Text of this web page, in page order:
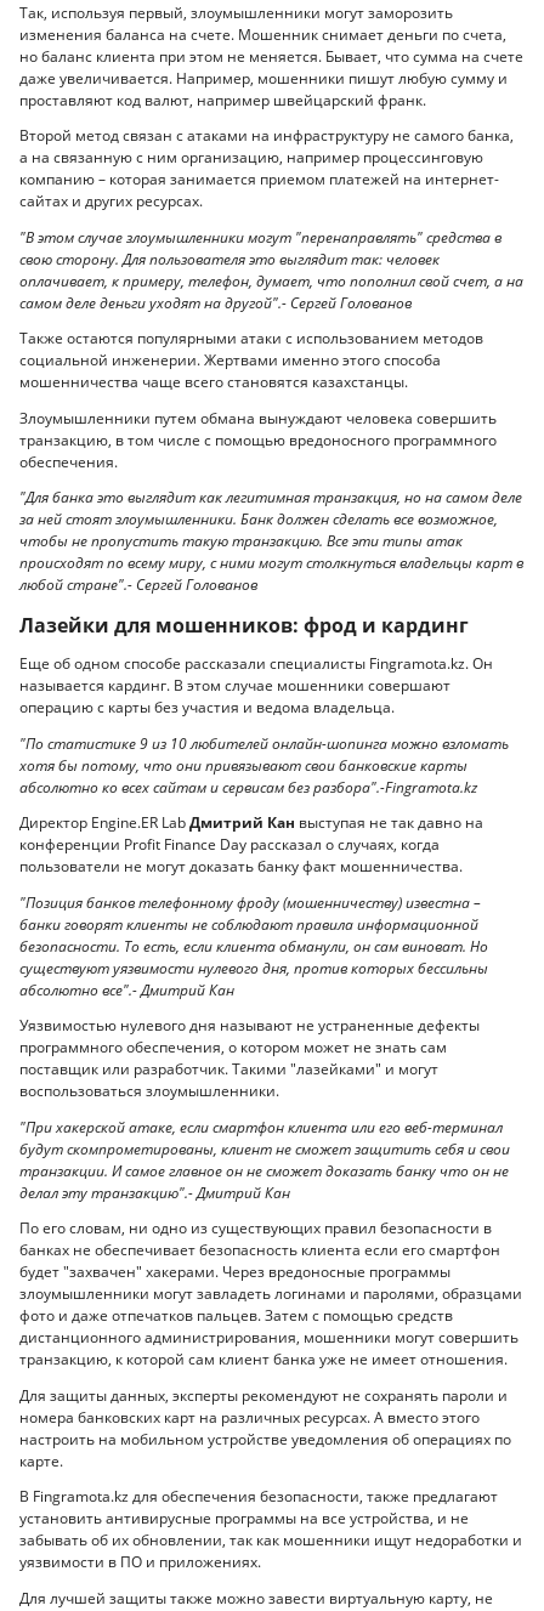
Так, используя первый, злоумышленники могут заморозить
изменения баланса на счете. Мошенник снимает деньги по счета,
но баланс клиента при этом не меняется. Бывает, что сумма на счете
даже увеличивается. Например, мошенники пишут любую сумму и
проставляют код валют, например швейцарский франк.
Второй метод связан с атаками на инфраструктуру не самого банка,
а на связанную с ним организацию, например процессинговую
компанию – которая занимается приемом платежей на интернет-
сайтах и других ресурсах.
"В этом случае злоумышленники могут "перенаправлять" средства в
свою сторону. Для пользователя это выглядит так: человек
оплачивает, к примеру, телефон, думает, что пополнил свой счет, а на
самом деле деньги уходят на другой".- Сергей Голованов
Также остаются популярными атаки с использованием методов
социальной инженерии. Жертвами именно этого способа
мошенничества чаще всего становятся казахстанцы.
Злоумышленники путем обмана вынуждают человека совершить
транзакцию, в том числе с помощью вредоносного программного
обеспечения.
"Для банка это выглядит как легитимная транзакция, но на самом деле
за ней стоят злоумышленники. Банк должен сделать все возможное,
чтобы не пропустить такую транзакцию. Все эти типы атак
происходят по всему миру, с ними могут столкнуться владельцы карт в
любой стране".- Сергей Голованов
Лазейки для мошенников: фрод и кардинг
Еще об одном способе рассказали специалисты Fingramota.kz. Он
называется кардинг. В этом случае мошенники совершают
операцию с карты без участия и ведома владельца.
"По статистике 9 из 10 любителей онлайн-шопинга можно взломать
хотя бы потому, что они привязывают свои банковские карты
абсолютно ко всех сайтам и сервисам без разбора".-Fingramota.kz
Директор Engine.ER LabДмитрий Кан выступая не так давно на
конференции Profit Finance Day рассказал о случаях, когда
пользователи не могут доказать банку факт мошенничества.
"Позиция банков телефонному фроду (мошенничеству) известна –
банки говорят клиенты не соблюдают правила информационной
безопасности. То есть, если клиента обманули, он сам виноват. Но
существуют уязвимости нулевого дня, против которых бессильны
абсолютно все".- Дмитрий Кан
Уязвимостью нулевого дня называют не устраненные дефекты
программного обеспечения, о котором может не знать сам
поставщик или разработчик. Такими "лазейками" и могут
воспользоваться злоумышленники.
"При хакерской атаке, если смартфон клиента или его веб-терминал
будут скомпрометированы, клиент не сможет защитить себя и свои
транзакции. И самое главное он не сможет доказать банку что он не
делал эту транзакцию".- Дмитрий Кан
По его словам, ни одно из существующих правил безопасности в
банках не обеспечивает безопасность клиента если его смартфон
будет "захвачен" хакерами. Через вредоносные программы
злоумышленники могут завладеть логинами и паролями, образцами
фото и даже отпечатков пальцев. Затем с помощью средств
дистанционного администрирования, мошенники могут совершить
транзакцию, к которой сам клиент банка уже не имеет отношения.
Для защиты данных, эксперты рекомендуют не сохранять пароли и
номера банковских карт на различных ресурсах. А вместо этого
настроить на мобильном устройстве уведомления об операциях по
карте.
В Fingramota.kz для обеспечения безопасности, также предлагают
установить антивирусные программы на все устройства, и не
забывать об их обновлении, так как мошенники ищут недоработки и
уязвимости в ПО и приложениях.
Для лучшей защиты также можно завести виртуальную карту, не